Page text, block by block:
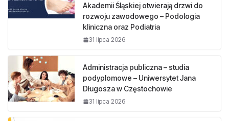
Akademii Śląskiej otwierają drzwi do
rozwoju zawodowego – Podologia
kliniczna oraz Podiatria
31 lipca 2026
Administracja publiczna – studia
podyplomowe – Uniwersytet Jana
Długosza w Częstochowie
31 lipca 2026